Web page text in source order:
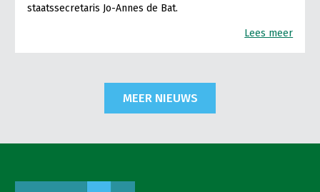
staatssecretaris Jo-Annes de Bat.
Lees meer
MEER NIEUWS